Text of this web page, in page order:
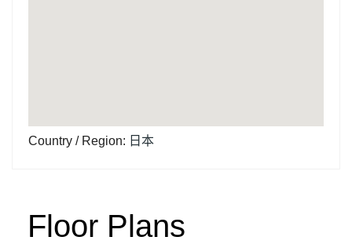
Country / Region: 日本
Floor Plans